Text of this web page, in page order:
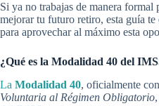
Si ya no trabajas de manera formal
mejorar tu futuro retiro, esta guía
para aprovechar al máximo esta
¿Qué es la Modalidad 40 del
La Modalidad 40, oficialmente
Voluntaria al Régimen Obligatorio